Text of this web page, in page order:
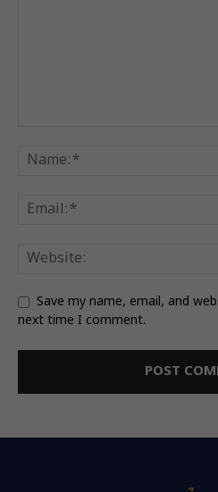
Save my name, email, and
next time I comment.